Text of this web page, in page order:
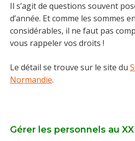
Il s’agit de questions souvent
d’année. Et comme les sommes
considérables, il ne faut pas
vous rappeler vos droits !
Le détail se trouve sur le site du
Normandie.
Gérer les personnels au